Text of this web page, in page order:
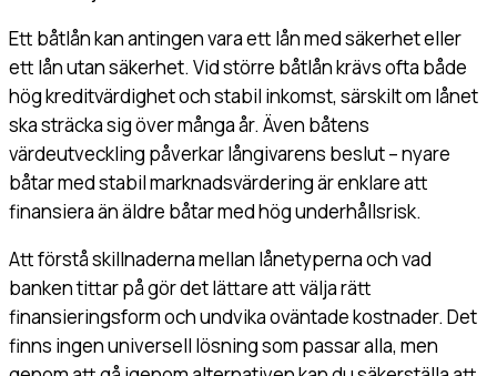
Ett båtlån kan antingen vara ett lån med säkerhet eller
ett lån utan säkerhet. Vid större båtlån krävs ofta både
hög kreditvärdighet och stabil inkomst, särskilt om lånet
ska sträcka sig över många år. Även båtens
värdeutveckling påverkar långivarens beslut – nyare
båtar med stabil marknadsvärdering är enklare att
finansiera än äldre båtar med hög underhållsrisk.
Att förstå skillnaderna mellan lånetyperna och vad
banken tittar på gör det lättare att välja rätt
finansieringsform och undvika oväntade kostnader. Det
finns ingen universell lösning som passar alla, men